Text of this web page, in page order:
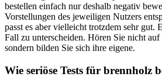
bestellen einfach nur deshalb negativ
Vorstellungen des jeweiligen Nutzers
passt es aber vielleicht trotzdem sehr gut.
Fall zu unterscheiden. Hören Sie nicht
sondern bilden Sie sich ihre eigene.
Wie seriöse Tests für brennholz